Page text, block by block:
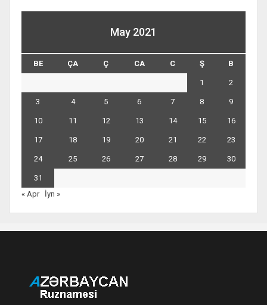
May 2021
BE ÇA Ç CA C Ş B
1 2
3 4 5 6 7 8 9
10 11 12 13 14 15 16
17 18 19 20 21 22 23
24 25 26 27 28 29 30
31
« Apr
İyn »